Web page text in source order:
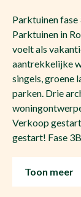
Parktuinen
Parktuinen in
voelt als
aantrekkelijke
singels, groene
parken. Drie
Verkoop
gestart! Fase
Toon meer